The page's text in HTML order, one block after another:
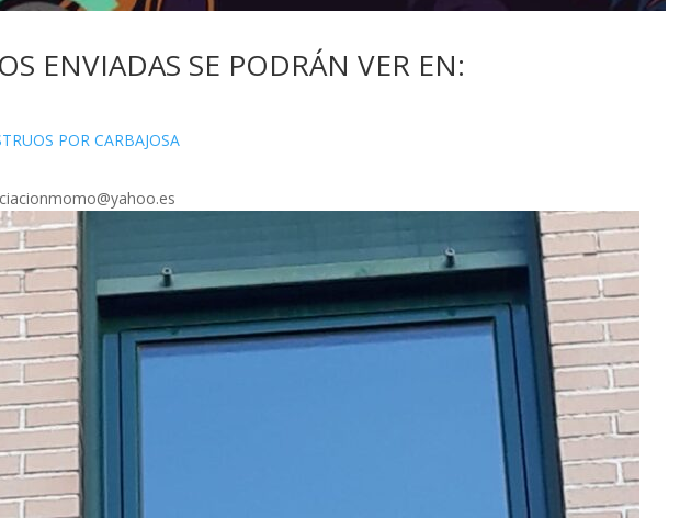
ENVIADAS SE PODRÁN VER EN:
POR CARBAJOSA